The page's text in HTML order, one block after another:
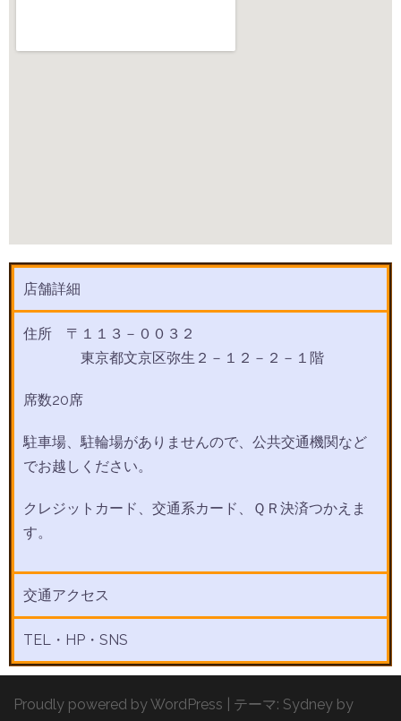
店舗詳細
住所 〒１１３－００３２
東京都文京区弥生２－１２－２－１階
席数20席
駐車場、駐輪場がありませんので、公共交通機関など
でお越しください。
クレジットカード、交通系カード、ＱＲ決済つかえま
す。
交通アクセス
TEL・HP・SNS
Proudly powered by WordPress テーマ: Sydney by